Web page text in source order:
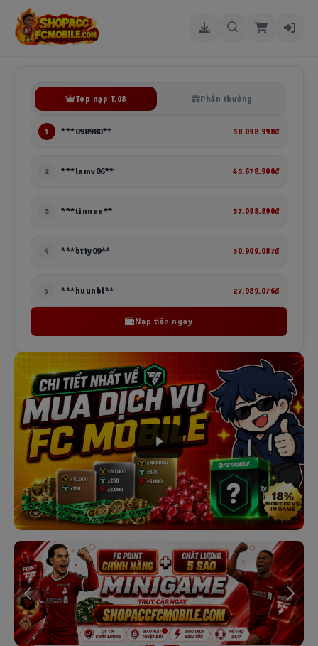
Top nạp T.08 Phần thưởng
1 ***098980** 58.098.998đ
2 ***lamv06** 45.678.900đ
3 ***tinnee** 37.098.890đ
4 ***btiy09** 30.909.087đ
5 ***huunbl** 27.989.076đ
Nạp tiền ngay